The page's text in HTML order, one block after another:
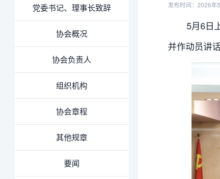
党委书记、理事长致辞
协会概况
协会负责人
组织机构
协会章程
其他规章
要闻
发布时间：2026年
5月6日
并作动员讲